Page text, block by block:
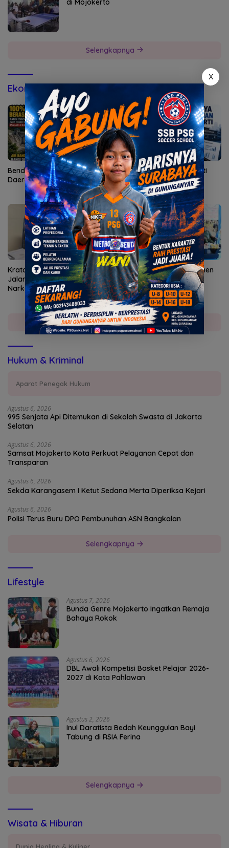
di Mojokerto
Selengkapnya
Ekonomi & Bisnis
Bendungan Sidan Airi Empat
Daerah, Bangli Dapat Apa?
Kepatuhan AG Ny Suharti
Diperiksa Otoritas Pajak
Surabaya
Kratom di Persimpangan
Jalan: Antara Jerat
Narkotika dan Potensi
Devisa Negara
Polres Gresik Sukses Panen
Raya Jagung Serentak
Selengkapnya
Hukum & Kriminal
Aparat Penegak Hukum
Agustus 6, 2026
995 Senjata Api Ditemukan di Sekolah Swasta di Jakarta
Selatan
Agustus 6, 2026
Samsat Mojokerto Kota Perkuat Pelayanan Cepat dan
Transparan
Agustus 6, 2026
Sekda Karangasem I Ketut Sedana Merta Diperiksa Kejari
Agustus 6, 2026
Polisi Terus Buru DPO Pembunuhan ASN Bangkalan
Selengkapnya
Lifestyle
Agustus 7, 2026
Bunda Genre Mojokerto Ingatkan Remaja
Bahaya Rokok
Agustus 6, 2026
DBL Awali Kompetisi Basket Pelajar 2026-
2027 di Kota Pahlawan
Agustus 2, 2026
Inul Daratista Bedah Keunggulan Bayi
Tabung di RSIA Ferina
Selengkapnya
Wisata & Hiburan
X